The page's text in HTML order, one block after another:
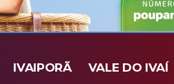
IVAIPORÃ VALE DO IVAÍ